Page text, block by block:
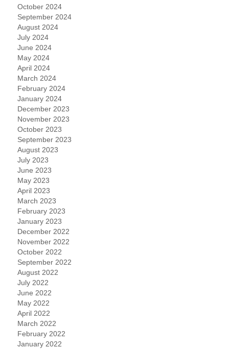
October 2024
September 2024
August 2024
July 2024
June 2024
May 2024
April 2024
March 2024
February 2024
January 2024
December 2023
November 2023
October 2023
September 2023
August 2023
July 2023
June 2023
May 2023
April 2023
March 2023
February 2023
January 2023
December 2022
November 2022
October 2022
September 2022
August 2022
July 2022
June 2022
May 2022
April 2022
March 2022
February 2022
January 2022